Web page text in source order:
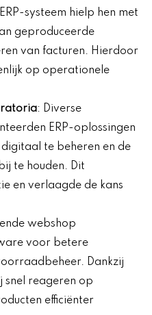
systeem hielp hen met
geproduceerde
van facturen. Hierdoor
op operationele
: Diverse
ERP-oplossingen
te beheren en de
te houden. Dit
en verlaagde de kans
webshop
voor betere
Dankzij
snel reageren op
efficiënter